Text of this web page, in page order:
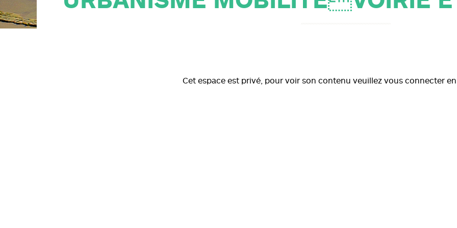
PLAN DE PRÉVENTION DES
Cet espace est privé, pour voir son contenu veuillez vous connecter